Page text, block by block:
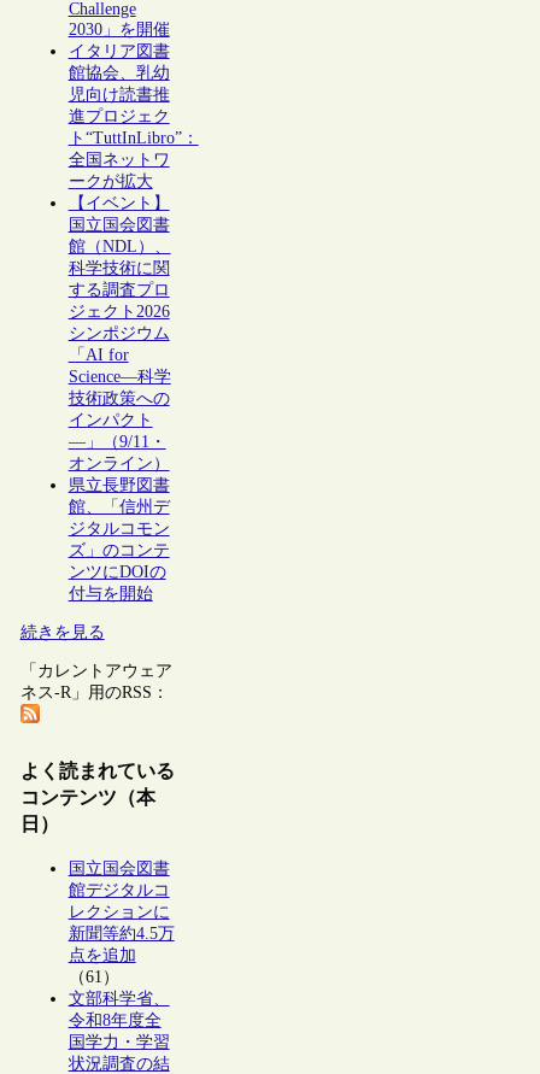
Challenge
2030」を開催
イタリア図書
館協会、乳幼
児向け読書推
進プロジェク
ト“TuttInLibro”：
全国ネットワ
ークが拡大
【イベント】
国立国会図書
館（NDL）、
科学技術に関
する調査プロ
ジェクト2026
シンポジウム
「AI for
Science―科学
技術政策への
インパクト
―」（9/11・
オンライン）
県立長野図書
館、「信州デ
ジタルコモン
ズ」のコンテ
ンツにDOIの
付与を開始
続きを見る
「カレントアウェア
ネス-R」用のRSS：
よく読まれている
コンテンツ（本
日）
国立国会図書
館デジタルコ
レクションに
新聞等約4.5万
点を追加
（61）
文部科学省、
令和8年度全
国学力・学習
状況調査の結